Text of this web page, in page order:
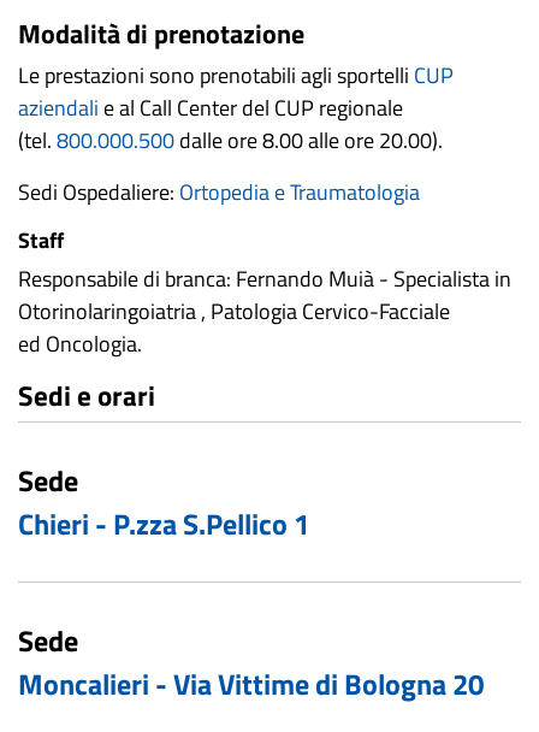
Modalità di prenotazione
Le prestazioni sono prenotabili agli sportelli CUP
aziendali e al Call Center del CUP regionale
(tel.800.000.500dalle ore 8.00 alle ore 20.00).
Sedi Ospedaliere: Ortopedia e Traumatologia
Staff
Responsabile di branca: Fernando Muià - Specialista in
Otorinolaringoiatria , Patologia Cervico-Facciale
ed Oncologia.
Sedi e orari
Sede
Chieri - P.zza S.Pellico 1
Sede
Moncalieri - Via Vittime di Bologna 20